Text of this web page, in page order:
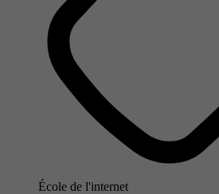
École de l'internet